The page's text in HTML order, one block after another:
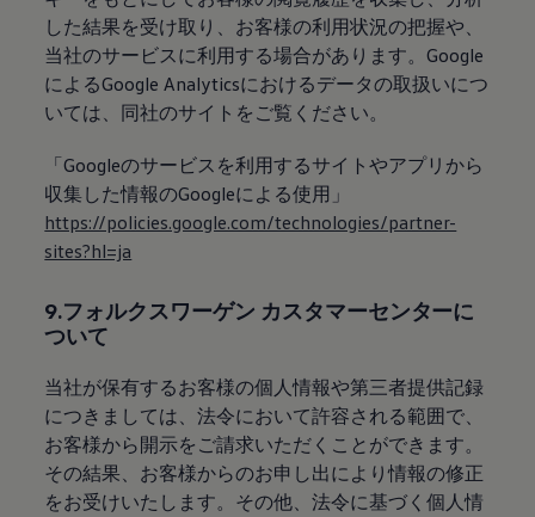
した結果を受け取り、お客様の利用状況の把握や、
当社のサービスに利用する場合があります。Google
によるGoogle Analyticsにおけるデータの取扱いにつ
いては、同社のサイトをご覧ください。
「Googleのサービスを利用するサイトやアプリから
収集した情報のGoogleによる使用」
https://policies.google.com/technologies/partner-
sites?hl=ja
9.フォルクスワーゲン カスタマーセンターに
ついて
当社が保有するお客様の個人情報や第三者提供記録
につきましては、法令において許容される範囲で、
お客様から開示をご請求いただくことができます。
その結果、お客様からのお申し出により情報の修正
をお受けいたします。その他、法令に基づく個人情